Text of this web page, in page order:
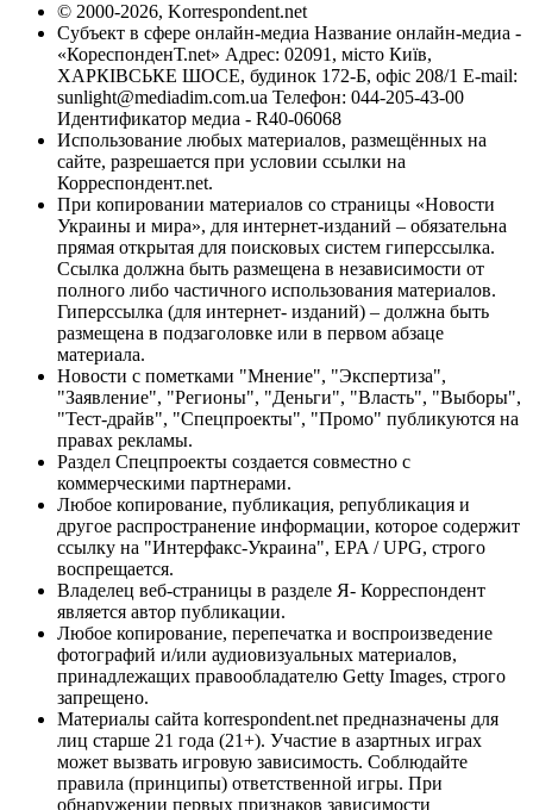
© 2000-2026, Korrespondent.net
Субъект в сфере онлайн-медиа Название онлайн-медиа -
«КореспонденТ.net» Адрес: 02091, місто Київ,
ХАРКІВСЬКЕ ШОСЕ, будинок 172-Б, офіс 208/1 E-mail:
sunlight@mediadim.com.ua Телефон: 044-205-43-00
Идентификатор медиа - R40-06068
Использование любых материалов, размещённых на
сайте, разрешается при условии ссылки на
Корреспондент.net.
При копировании материалов со страницы «Новости
Украины и мира», для интернет-изданий – обязательна
прямая открытая для поисковых систем гиперссылка.
Ссылка должна быть размещена в независимости от
полного либо частичного использования материалов.
Гиперссылка (для интернет- изданий) – должна быть
размещена в подзаголовке или в первом абзаце
материала.
Новости с пометками "Мнение", "Экспертиза",
"Заявление", "Регионы", "Деньги", "Власть", "Выборы",
"Тест-драйв", "Спецпроекты", "Промо" публикуются на
правах рекламы.
Раздел Спецпроекты создается совместно с
коммерческими партнерами.
Любое копирование, публикация, републикация и
другое распространение информации, которое содержит
ссылку на "Интерфакс-Украина", EPA / UPG, строго
воспрещается.
Владелец веб-страницы в разделе Я- Корреспондент
является автор публикации.
Любое копирование, перепечатка и воспроизведение
фотографий и/или аудиовизуальных материалов,
принадлежащих правообладателю Getty Images, строго
запрещено.
Материалы сайта korrespondent.net предназначены для
лиц старше 21 года (21+). Участие в азартных играх
может вызвать игровую зависимость. Соблюдайте
правила (принципы) ответственной игры. При
обнаружении первых признаков зависимости